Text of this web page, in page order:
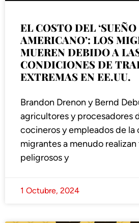
EL COSTO DEL ‘SUEÑO
AMERICANO’: LOS
MUEREN DEBIDO A
CONDICIONES DE
EXTREMAS EN EE.UU.
Brandon Drenon y Bernd
agricultores y procesadores
cocineros y empleados de la
migrantes a menudo
peligrosos y
1 Octubre, 2024